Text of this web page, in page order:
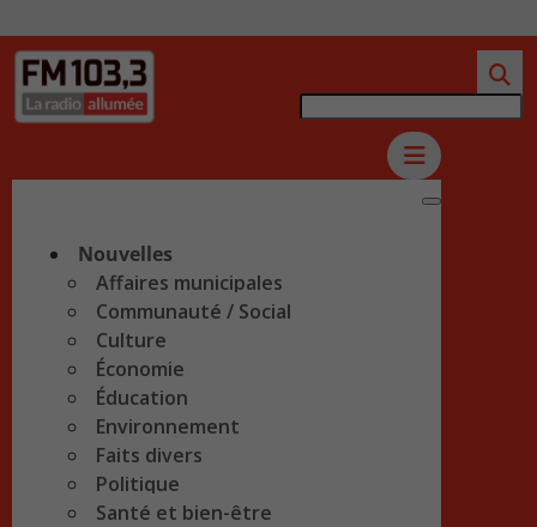
Nouvelles
Affaires municipales
Communauté / Social
Culture
Économie
Éducation
Environnement
Faits divers
Politique
Santé et bien-être